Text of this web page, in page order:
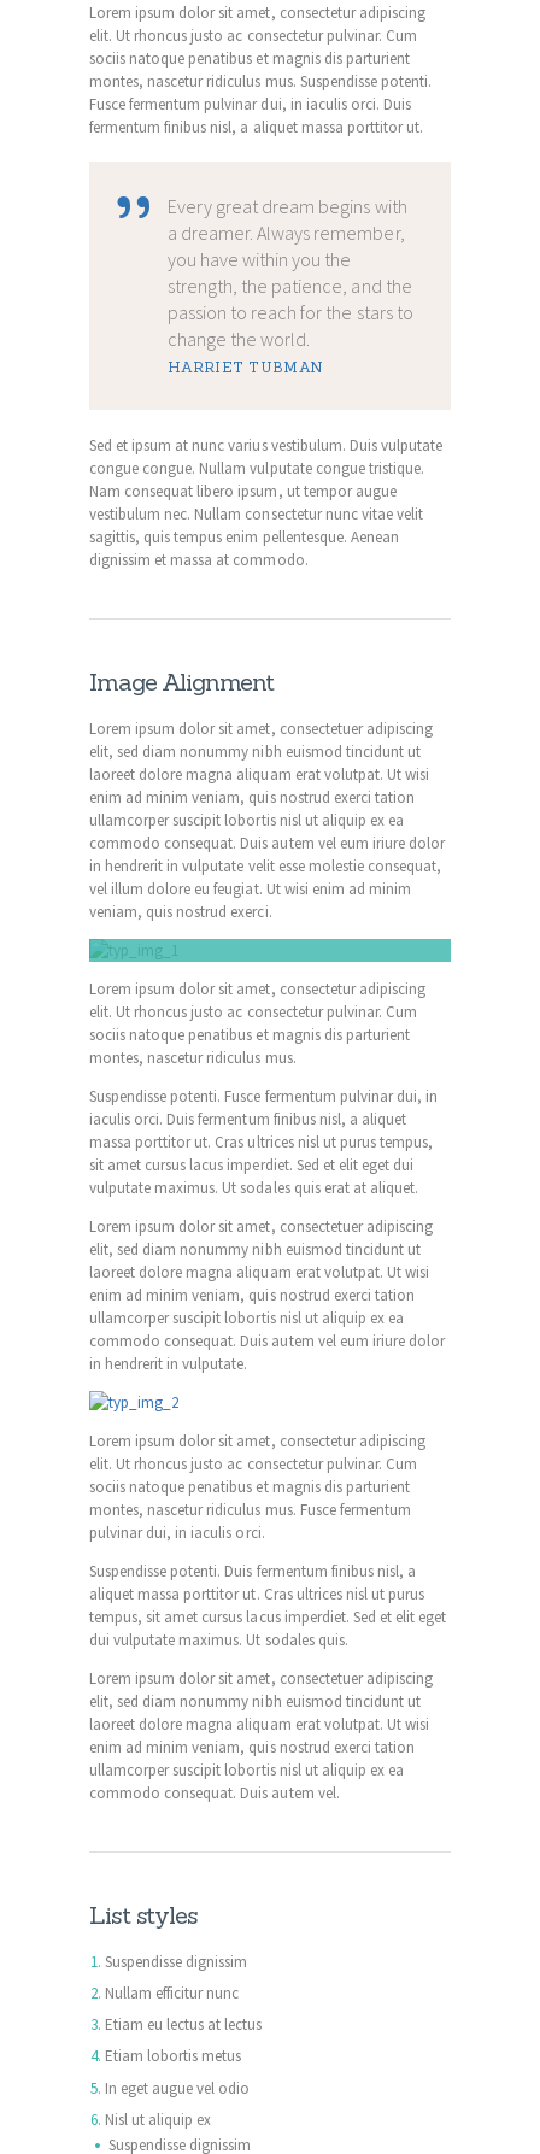
Lorem ipsum dolor sit amet, consectetur adipiscing
elit. Ut rhoncus justo ac consectetur pulvinar. Cum
sociis natoque penatibus et magnis dis parturient
montes, nascetur ridiculus mus. Suspendisse potenti.
Fusce fermentum pulvinar dui, in iaculis orci. Duis
fermentum finibus nisl, a aliquet massa porttitor ut.
Every great dream begins with
a dreamer. Always remember,
you have within you the
strength, the patience, and the
passion to reach for the stars to
change the world.
HARRIET TUBMAN
Sed et ipsum at nunc varius vestibulum. Duis vulputate
congue congue. Nullam vulputate congue tristique.
Nam consequat libero ipsum, ut tempor augue
vestibulum nec. Nullam consectetur nunc vitae velit
sagittis, quis tempus enim pellentesque. Aenean
dignissim et massa at commodo.
Image Alignment
Lorem ipsum dolor sit amet, consectetuer adipiscing
elit, sed diam nonummy nibh euismod tincidunt ut
laoreet dolore magna aliquam erat volutpat. Ut wisi
enim ad minim veniam, quis nostrud exerci tation
ullamcorper suscipit lobortis nisl ut aliquip ex ea
commodo consequat. Duis autem vel eum iriure dolor
in hendrerit in vulputate velit esse molestie consequat,
vel illum dolore eu feugiat. Ut wisi enim ad minim
veniam, quis nostrud exerci.
Lorem ipsum dolor sit amet, consectetur adipiscing
elit. Ut rhoncus justo ac consectetur pulvinar. Cum
sociis natoque penatibus et magnis dis parturient
montes, nascetur ridiculus mus.
Suspendisse potenti. Fusce fermentum pulvinar dui, in
iaculis orci. Duis fermentum finibus nisl, a aliquet
massa porttitor ut. Cras ultrices nisl ut purus tempus,
sit amet cursus lacus imperdiet. Sed et elit eget dui
vulputate maximus. Ut sodales quis erat at aliquet.
Lorem ipsum dolor sit amet, consectetuer adipiscing
elit, sed diam nonummy nibh euismod tincidunt ut
laoreet dolore magna aliquam erat volutpat. Ut wisi
enim ad minim veniam, quis nostrud exerci tation
ullamcorper suscipit lobortis nisl ut aliquip ex ea
commodo consequat. Duis autem vel eum iriure dolor
in hendrerit in vulputate.
Lorem ipsum dolor sit amet, consectetur adipiscing
elit. Ut rhoncus justo ac consectetur pulvinar. Cum
sociis natoque penatibus et magnis dis parturient
montes, nascetur ridiculus mus. Fusce fermentum
pulvinar dui, in iaculis orci.
Suspendisse potenti. Duis fermentum finibus nisl, a
aliquet massa porttitor ut. Cras ultrices nisl ut purus
tempus, sit amet cursus lacus imperdiet. Sed et elit eget
dui vulputate maximus. Ut sodales quis.
Lorem ipsum dolor sit amet, consectetuer adipiscing
elit, sed diam nonummy nibh euismod tincidunt ut
laoreet dolore magna aliquam erat volutpat. Ut wisi
enim ad minim veniam, quis nostrud exerci tation
ullamcorper suscipit lobortis nisl ut aliquip ex ea
commodo consequat. Duis autem vel.
List styles
Suspendisse dignissim
Nullam efficitur nunc
Etiam eu lectus at lectus
Etiam lobortis metus
In eget augue vel odio
Nisl ut aliquip ex
Suspendisse dignissim